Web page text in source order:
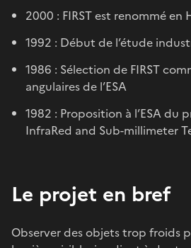
2000 : FIRST est renommé en
1992 : Début de l’étude
1986 : Sélection de FIRST
angulaires de l’ESA
1982 : Proposition à l’ESA du
InfraRed and Sub-millimeter
Le projet en bref
Observer des objets trop froids